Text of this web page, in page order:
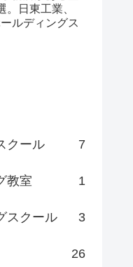
。日東工業、
ルディングス
クール 7
教室 1
スクール 3
26